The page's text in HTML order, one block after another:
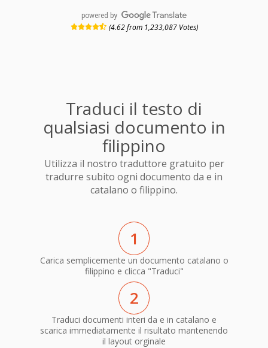
powered by
(4.62 from 1,233,087 Votes)
Traduci il testo di
qualsiasi documento in
filippino
Utilizza il nostro traduttore gratuito per
tradurre subito ogni documento da e in
catalano o filippino.
1
Carica semplicemente un documento catalano o
filippino e clicca "Traduci"
2
Traduci documenti interi da e in catalano e
scarica immediatamente il risultato mantenendo
il layout orginale